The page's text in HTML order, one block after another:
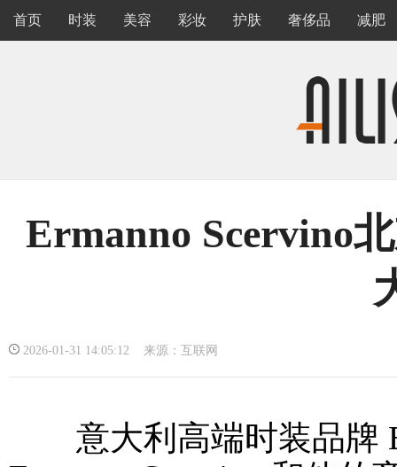
首页 时装 美容 彩妆 护肤 奢侈品 减肥
Ermanno Scervino
2026-01-31 14:05:12 来源：互联网
意大利高端时装品牌